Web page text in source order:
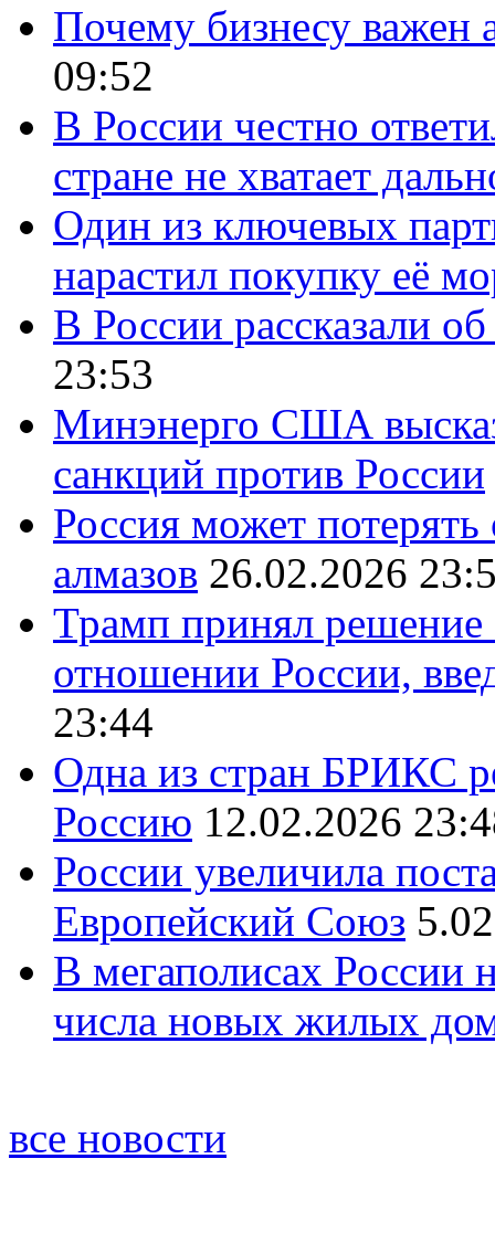
Почему бизнесу важен
09:52
В России честно
стране не хватает
Один из ключевых
нарастил покупку её
В России рассказали
23:53
Минэнерго США
санкций против России
Россия может
алмазов 26.02.2026
Трамп принял решение
отношении России,
23:44
Одна из стран БРИКС
Россию 12.02.2026
России увеличила
Европейский Союз
В мегаполисах России
числа новых жилых
все новости